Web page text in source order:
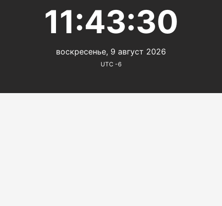
11:43:30
воскресенье, 9 август 2026
UTC -6